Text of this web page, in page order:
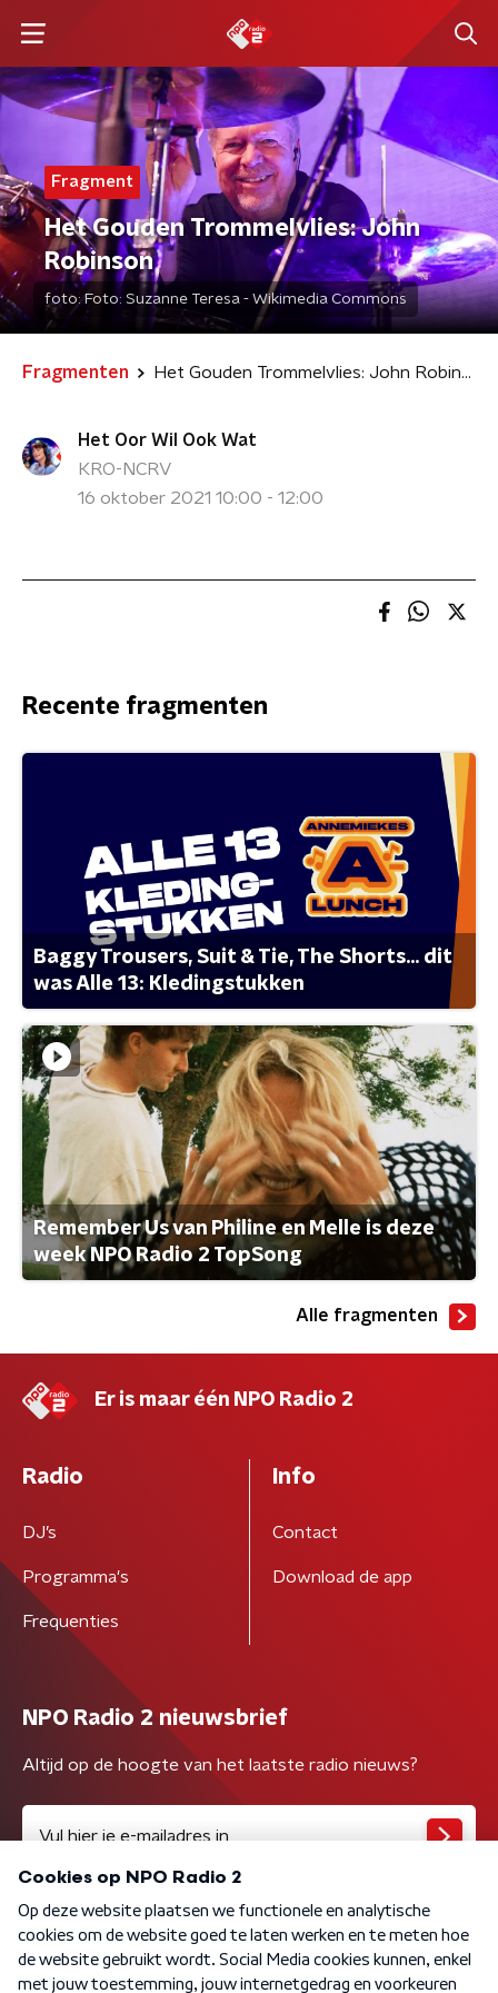
Fragment
Het Gouden Trommelvlies: John
Robinson
foto:Foto: Suzanne Teresa - Wikimedia Commons
Fragmenten Het Gouden Trommelvlies: John Robinson
Het Oor Wil Ook Wat
KRO-NCRV
16 oktober 2021 10:00 - 12:00
Recente fragmenten
Baggy Trousers, Suit & Tie, The Shorts... dit
was Alle 13: Kledingstukken
Remember Us van Philine en Melle is deze
week NPO Radio 2 TopSong
Alle fragmenten
Er is maar één NPO Radio 2
Radio
DJ’s
Programma's
Frequenties
Info
Contact
Download de app
NPO Radio 2 nieuwsbrief
Altijd op de hoogte van het laatste radio nieuws?
Algemene voorwaarden